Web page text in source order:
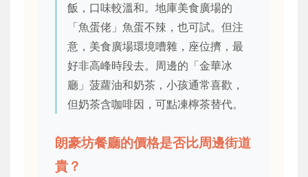
飯，口味較溫和。地庫美食廣場的
「魚蛋佬」魚蛋不辣，也可試。但注
意，美食廣場環境嘈雜，座位擠，最
好非高峰時段去。周邊的「金華冰
廳」菠蘿油和奶茶，小孩通常喜歡，
但奶茶含咖啡因，可點凍檸茶替代。
朗豪坊餐廳的價格是否比周邊街道
貴？